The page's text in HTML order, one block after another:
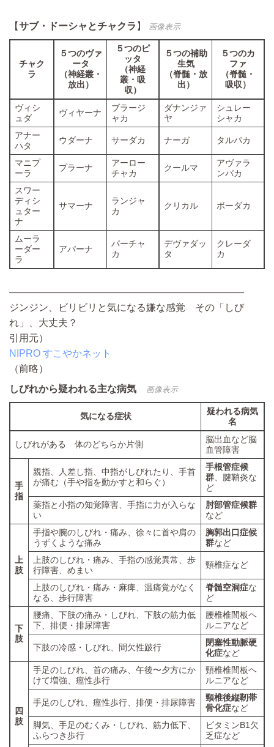
【サブ・ドーシャとチャクラ 】 画像表示
チャク
ラ
５つのヴァ
ータ
（神経叢・
放出）
５つのピ
ッタ
（神経
叢・吸
収）
５つの補助
生気
（脊髄・放
出）
５つのカ
ファ
（脊髄・
吸収）
ヴィシ
ュダ
ヴィヤーナ
ブラージ
ャカ
ダナンジァ
ヤ
シュレー
シャカ
アナー
ハタ
ウダーナ サーダカ ナーガ タルパカ
マニプ
ーラ
プラーナ
アーロー
チャカ
クールマ
アヴァラ
ンバカ
スワー
ディシ
ュター
ナ
サマーナ
ランジャ
カ
クリカル ボーダカ
ムーラ
ーダー
ラ
アパーナ
パーチャ
カ
デヴァダッ
タ
クレーダ
カ
————————————————————————
ジンジン、ビリビリと気になる嫌な感覚 その「しび
れ」、大丈夫？
引用元）
NIPRO すこやかネット
（前略）
しびれから疑われる主な病気
画像表示
気になる症状
疑われる病気
名
しびれがある 体のどちらか片側
脳出血など脳
血管障害
手
指
親指、人差し指、中指がしびれたり、手首
が痛む（手や指を動かすと和らぐ）
手根管症候
群、腱鞘炎な
ど
薬指と小指の知覚障害、手指に力が入らな
い
肘部管症候群
など
上
肢
手指や腕のしびれ・痛み、徐々に首や肩の
うずくような痛み
胸郭出口症候
群など
上肢のしびれ・痛み、手指の感覚異常、歩
行障害、めまい
頸椎症など
上肢のしびれ・痛み・麻痺、温痛覚がなく
なる、歩行障害
脊髄空洞症な
ど
下
肢
腰痛、下肢の痛み・しびれ、下肢の筋力低
下、排便・排尿障害
腰椎椎間板ヘ
ルニアなど
下肢の冷感・しびれ、間欠性跛行
閉塞性動脈硬
化症など
四
肢
手足のしびれ、首の痛み、午後〜夕方にか
けて増強、痙性歩行
頸椎椎間板ヘ
ルニアなど
手足のしびれ、痙性歩行、排便・排尿障害
頸椎後縦靭帯
骨化症など
脚気、手足のむくみ・しびれ、筋力低下、
ふらつき歩行
ビタミンB1欠
乏症など